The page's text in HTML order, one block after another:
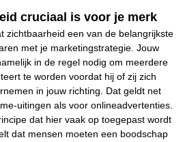
cruciaal is voor je merk
zichtbaarheid een van de belangrijkste
met je marketingstrategie. Jouw
in de regel nodig om meerdere
te worden voordat hij of zij zich
in jouw richting. Dat geldt net
uitingen als voor onlineadvertenties.
dat hier vaak op toegepast wordt
dat mensen moeten een boodschap